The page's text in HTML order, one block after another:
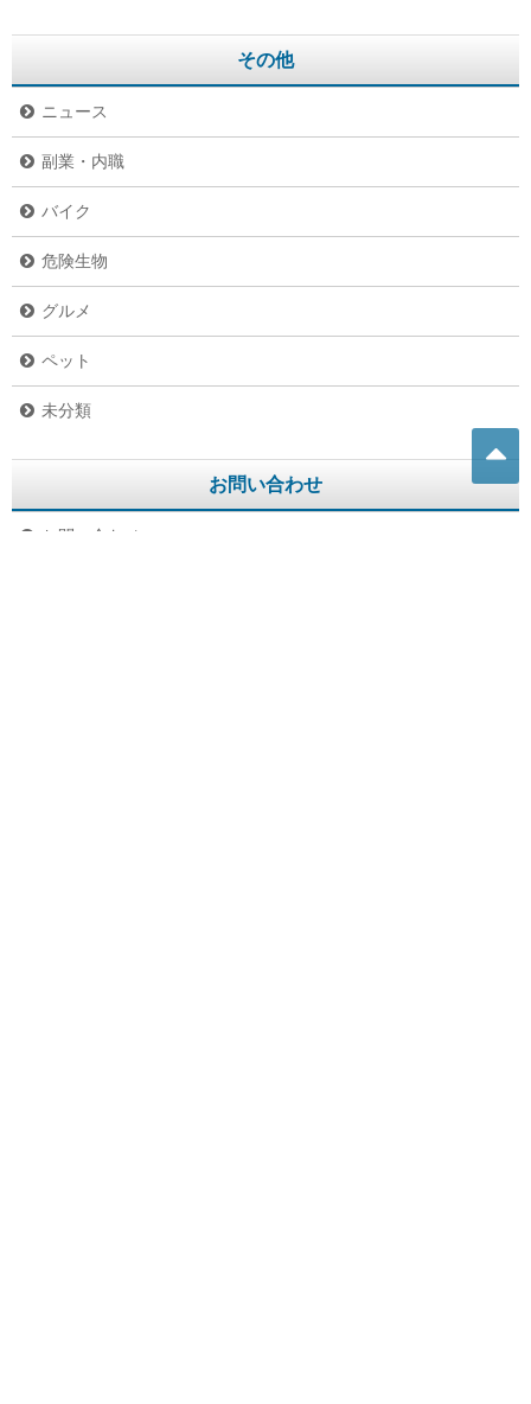
その他
ニュース
副業・内職
バイク
危険生物
グルメ
ペット
未分類
お問い合わせ
お問い合わせ